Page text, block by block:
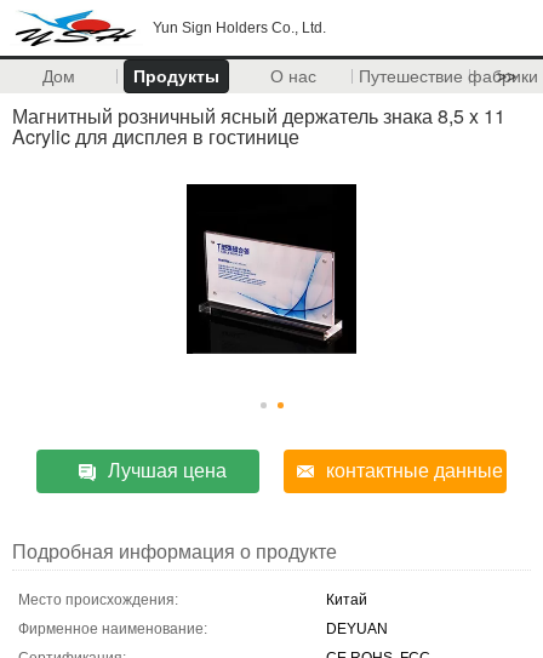
Yun Sign Holders Co., Ltd.
Дом Продукты О нас Путешествие фабрики
>>
Магнитный розничный ясный держатель знака 8,5 x 11
Acrylic для дисплея в гостинице
Лучшая цена контактные данные
Подробная информация о продукте
Место происхождения:
Китай
Фирменное наименование:
DEYUAN